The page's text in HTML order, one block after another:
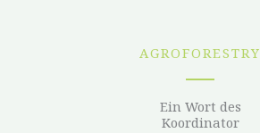
AGROFORESTRY
Ein Wort des
Koordinator